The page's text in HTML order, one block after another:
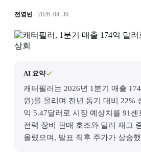
전영빈 · 2026. 04. 30.
AI 요약
캐터필러는 2026년 1분기 매출
원)를 올리며 전년 동기 대비 22%
익 5.47달러로 시장 예상치를 91센
전력 장비 판매 호조와 딜러 재고
올렸으며, 발표 직후 주가가 상승